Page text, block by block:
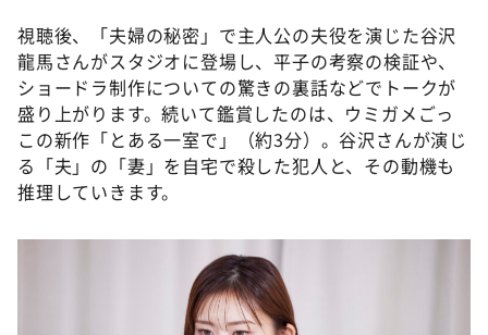
視聴後、「夫婦の秘密」で主人公の夫役を演じた谷沢
龍馬さんがスタジオに登場し、平子の考察の検証や、
ショードラ制作についての驚きの裏話などでトークが
盛り上がります。続いて鑑賞したのは、ウミガメごっ
この新作「とある一室で」（約3分）。谷沢さんが演じ
る「夫」の「妻」を自宅で殺した犯人と、その動機も
推理していきます。